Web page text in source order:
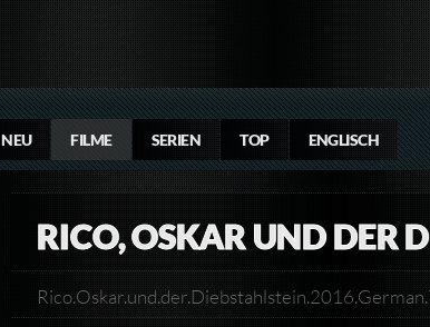
NEU FILME SERIEN TOP ENGLISCH
RICO, OSKAR UND DER